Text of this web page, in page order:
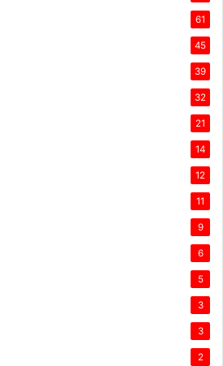
61
45
39
32
21
14
12
11
9
6
5
3
3
2